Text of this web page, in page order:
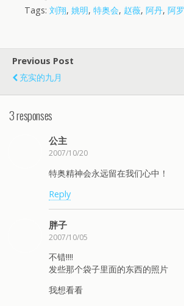
Tags: 刘翔, 姚明, 特奥会, 赵薇, 阿丹, 阿
Previous Post
充实的九月
3 responses
公主
2007/10/20
特奥精神会永远留在我们心中！
Reply
胖子
2007/10/05
不错!!!!
发些那个袋子里面的东西的照片
我想看看